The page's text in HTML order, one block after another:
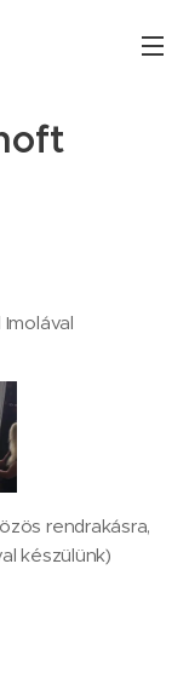
rendrakásra,
készülünk)